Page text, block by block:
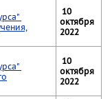
10
октября
2022
10
октября
2022